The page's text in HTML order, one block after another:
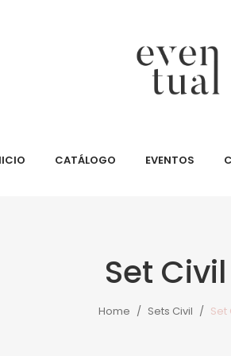
CATÁLOGO EVENTOS
Set
Home / Sets Civil / Set